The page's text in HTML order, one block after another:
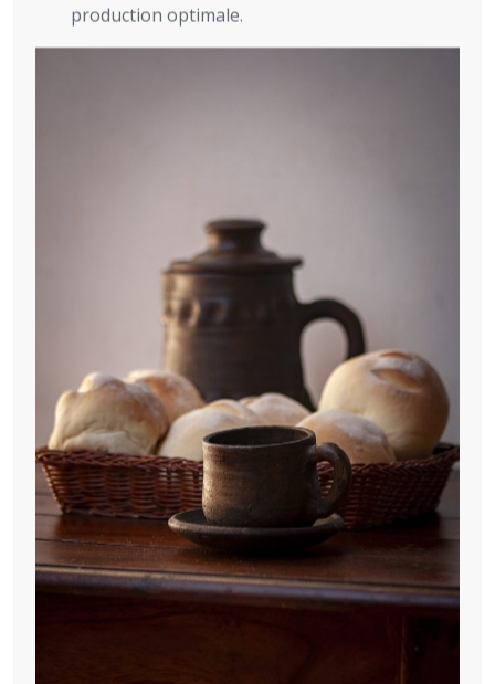
production optimale.